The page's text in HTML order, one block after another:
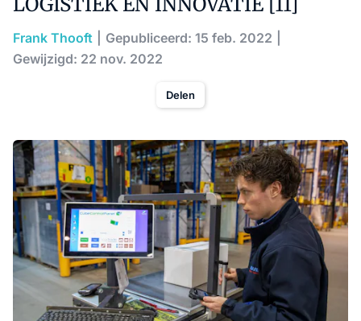
Frank Thooft
Gepubliceerd: 15 feb. 2022
Gewijzigd: 22 nov. 2022
Delen